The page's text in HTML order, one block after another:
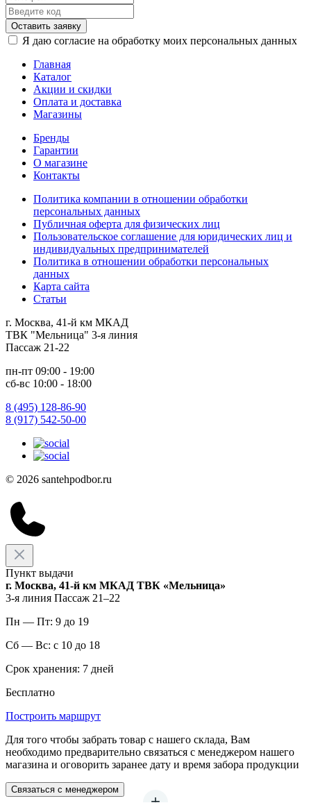
Оставить заявку
Я даю согласие на обработку моих персональных данных
Главная
Каталог
Акции и скидки
Оплата и доставка
Магазины
Бренды
Гарантии
О магазине
Контакты
Политика компании в отношении обработки
персональных данных
Публичная оферта для физических лиц
Пользовательское соглашение для юридических лиц и
индивидуальных предпринимателей
Политика в отношении обработки персональных
данных
Карта сайта
Статьи
г. Москва, 41-й км МКАД
ТВК "Мельница" 3-я линия
Пассаж 21-22
пн-пт 09:00 - 19:00
сб-вс 10:00 - 18:00
8 (495) 128-86-90
8 (917) 542-50-00
© 2026 santehpodbor.ru
Пункт выдачи
г. Москва, 41-й км МКАД ТВК «Мельница»
3-я линия Пассаж 21–22
Пн — Пт: 9 до 19
Сб — Вс: с 10 до 18
Срок хранения: 7 дней
Бесплатно
Построить маршрут
Для того чтобы забрать товар с нашего склада, Вам
необходимо предварительно связаться с менеджером нашего
магазина и оговорить заранее дату и время забора продукции
Связаться с менеджером